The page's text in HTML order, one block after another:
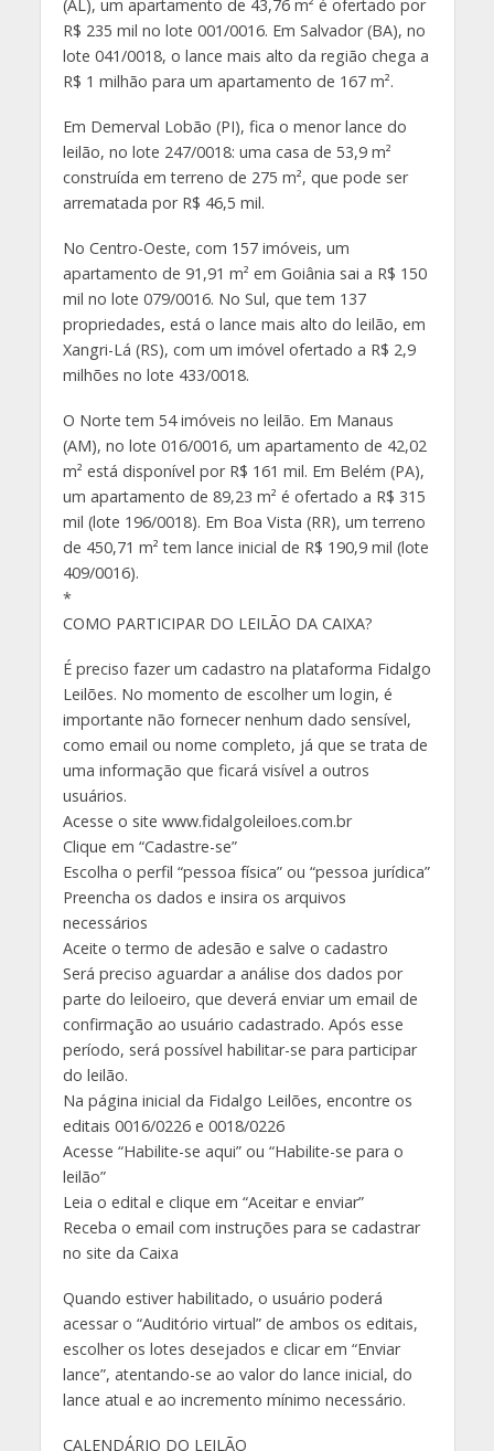
(AL), um apartamento de 43,76 m² é ofertado por
R$ 235 mil no lote 001/0016. Em Salvador (BA), no
lote 041/0018, o lance mais alto da região chega a
R$ 1 milhão para um apartamento de 167 m².
Em Demerval Lobão (PI), fica o menor lance do
leilão, no lote 247/0018: uma casa de 53,9 m²
construída em terreno de 275 m², que pode ser
arrematada por R$ 46,5 mil.
No Centro-Oeste, com 157 imóveis, um
apartamento de 91,91 m² em Goiânia sai a R$ 150
mil no lote 079/0016. No Sul, que tem 137
propriedades, está o lance mais alto do leilão, em
Xangri-Lá (RS), com um imóvel ofertado a R$ 2,9
milhões no lote 433/0018.
O Norte tem 54 imóveis no leilão. Em Manaus
(AM), no lote 016/0016, um apartamento de 42,02
m² está disponível por R$ 161 mil. Em Belém (PA),
um apartamento de 89,23 m² é ofertado a R$ 315
mil (lote 196/0018). Em Boa Vista (RR), um terreno
de 450,71 m² tem lance inicial de R$ 190,9 mil (lote
409/0016).
*
COMO PARTICIPAR DO LEILÃO DA CAIXA?
É preciso fazer um cadastro na plataforma Fidalgo
Leilões. No momento de escolher um login, é
importante não fornecer nenhum dado sensível,
como email ou nome completo, já que se trata de
uma informação que ficará visível a outros
usuários.
Acesse o site www.fidalgoleiloes.com.br
Clique em “Cadastre-se”
Escolha o perfil “pessoa física” ou “pessoa jurídica”
Preencha os dados e insira os arquivos
necessários
Aceite o termo de adesão e salve o cadastro
Será preciso aguardar a análise dos dados por
parte do leiloeiro, que deverá enviar um email de
confirmação ao usuário cadastrado. Após esse
período, será possível habilitar-se para participar
do leilão.
Na página inicial da Fidalgo Leilões, encontre os
editais 0016/0226 e 0018/0226
Acesse “Habilite-se aqui” ou “Habilite-se para o
leilão”
Leia o edital e clique em “Aceitar e enviar”
Receba o email com instruções para se cadastrar
no site da Caixa
Quando estiver habilitado, o usuário poderá
acessar o “Auditório virtual” de ambos os editais,
escolher os lotes desejados e clicar em “Enviar
lance”, atentando-se ao valor do lance inicial, do
lance atual e ao incremento mínimo necessário.
CALENDÁRIO DO LEILÃO